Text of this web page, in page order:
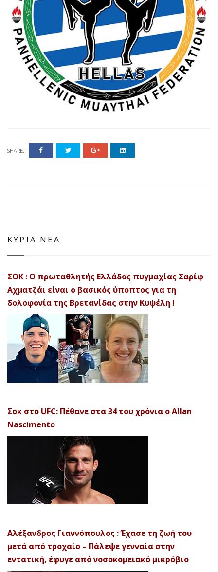
SHARE:
ΚΥΡΙΑ ΝΕΑ
ΣΟΚ : Ο πρωταθλητής Ελλάδος πυγμαχίας Σαρίφ
Αχματζάι είναι ο βασικός ύποπτος για τη
δολοφονία της Βρετανίδας στην Κυψέλη !
Σοκ στο UFC: Πέθανε στα 34 του χρόνια ο Allan
Nascimento
Αλέξανδρος Γιαννόπουλος : Έχασε τη ζωή του
μετά από τροχαίο – Πάλεψε γενναία στην
εντατική, έφυγε από νοσοκομειακό μικρόβιο